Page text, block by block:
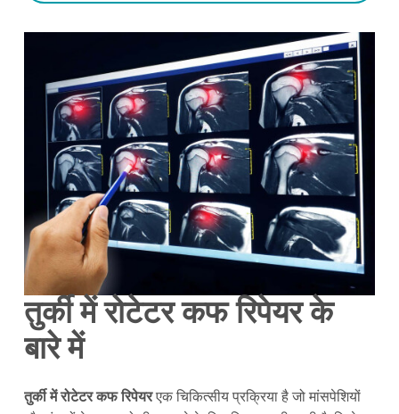
तुर्की में रोटेटर कफ रिपेयर के
बारे में
तुर्की में रोटेटर कफ रिपेयरएक चिकित्सीय प्रक्रिया है जो मांसपेशियों